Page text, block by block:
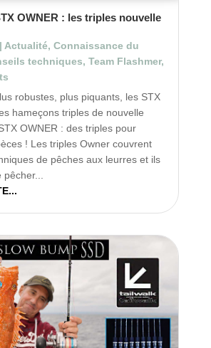
OWNER : les triples nouvelle
Actualité, Connaissance du
techniques, Team Flashmer,
robustes, plus piquants, les STX
hameçons triples de nouvelle
OWNER : des triples pour
! Les triples Owner couvrent
de pêches aux leurres et ils
pêcher...